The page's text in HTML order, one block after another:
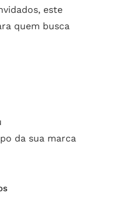
este
quem busca
da sua marca